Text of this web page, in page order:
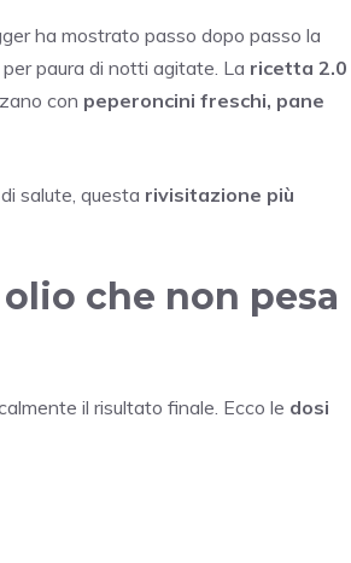
ha mostrato passo dopo passo la
paura di notti agitate. La ricetta 2.0
con peperoncini freschi, pane
salute, questa rivisitazione più
che non pesa
il risultato finale. Ecco le dosi